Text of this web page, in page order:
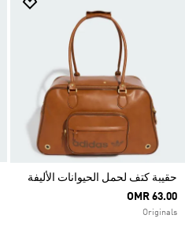
حقيبة كتف لحمل الحيوانات الأليفة
OMR 63.00
Originals